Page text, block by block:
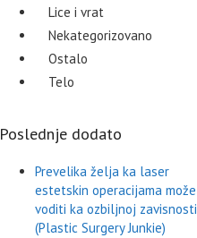
Lice i vrat
Nekategorizovano
Ostalo
Telo
Poslednje dodato
Prevelika želja ka laser
estetskin operacijama može
voditi ka ozbiljnoj zavisnosti
(Plastic Surgery Junkie)